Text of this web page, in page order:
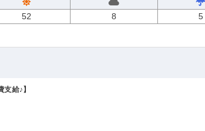
52 8 5
給♪】